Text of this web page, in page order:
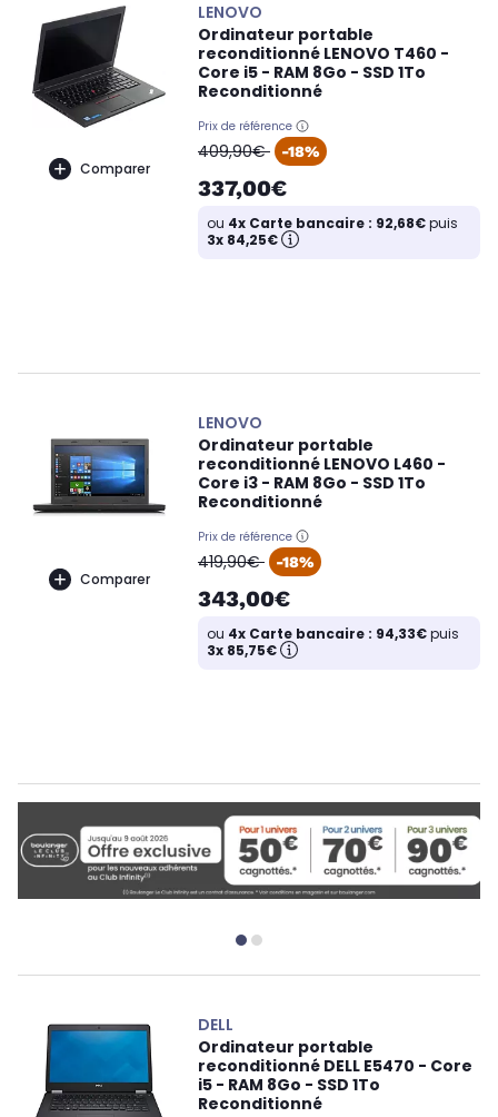
Comparer
LENOVO
Ordinateur portable
reconditionné LENOVO T460 -
Core i5 - RAM 8Go - SSD 1To
Reconditionné
Prix de référence
oldPrice
409,90€ -18%
337,00€
ou 4x Carte bancaire : 92,68€puis
3x 84,25€
Comparer
LENOVO
Ordinateur portable
reconditionné LENOVO L460 -
Core i3 - RAM 8Go - SSD 1To
Reconditionné
Prix de référence
oldPrice
419,90€ -18%
343,00€
ou 4x Carte bancaire : 94,33€puis
3x 85,75€
DELL
Ordinateur portable
reconditionné DELL E5470 - Core
i5 - RAM 8Go - SSD 1To
Reconditionné